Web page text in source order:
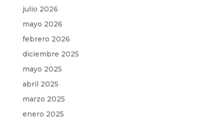
julio 2026
mayo 2026
febrero 2026
diciembre 2025
mayo 2025
abril 2025
marzo 2025
enero 2025